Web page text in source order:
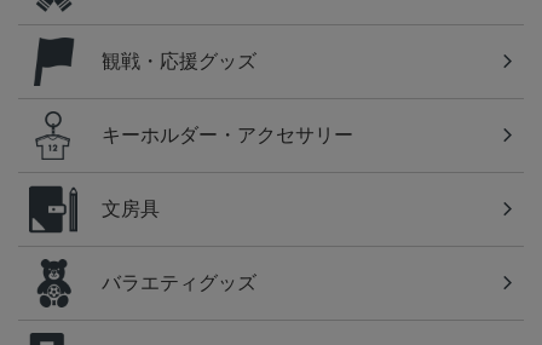
観戦・応援グッズ
キーホルダー・アクセサリー
文房具
バラエティグッズ